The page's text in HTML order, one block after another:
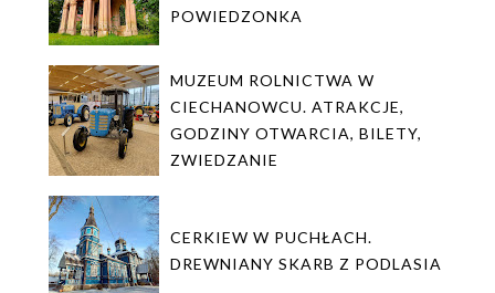
POWIEDZONKA
MUZEUM ROLNICTWA W
CIECHANOWCU. ATRAKCJE,
GODZINY OTWARCIA, BILETY,
ZWIEDZANIE
CERKIEW W PUCHŁACH.
DREWNIANY SKARB Z PODLASIA